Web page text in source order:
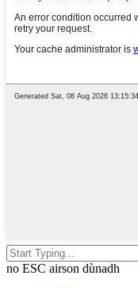
no ESC airson dùnadh